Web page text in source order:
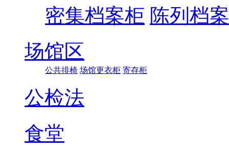
密集档案柜 陈列档
场馆区
公共排椅 场馆更衣柜 寄存柜
公检法
食堂